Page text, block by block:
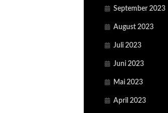
September 2023
August 2023
Juli 2023
Juni 2023
Mai 2023
April 2023